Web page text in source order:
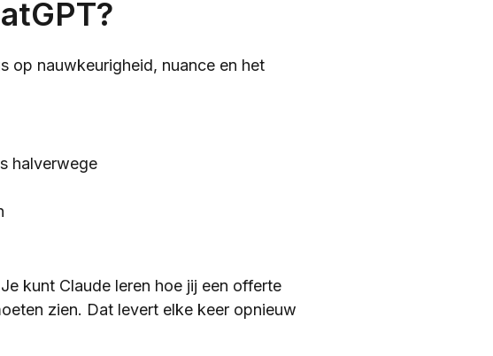
op nauwkeurigheid, nuance en het
halverwege
kunt Claude leren hoe jij een offerte
zien. Dat levert elke keer opnieuw